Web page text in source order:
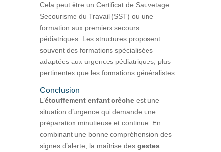
Cela peut être un Certificat de Sauvetage
Secourisme du Travail (SST) ou une
formation aux premiers secours
pédiatriques. Les structures proposent
souvent des formations spécialisées
adaptées aux urgences pédiatriques, plus
pertinentes que les formations généralistes.
Conclusion
L’étouffement enfant crècheest une
situation d’urgence qui demande une
préparation minutieuse et continue. En
combinant une bonne compréhension des
signes d’alerte, la maîtrise des gestes